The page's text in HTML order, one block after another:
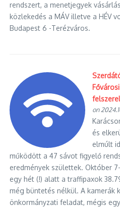
rendszert, a menetjegyek
közlekedés a MÁV illetve a HÉV
Budapest 6 -Terézváros.
on
és
elmúlt
működött a 47 sávot figyelő
eredmények születtek. Október
egy hét (!) alatt a traffipaxok
még büntetés nélkül. A kamerák
önkormányzati feladat, mégis